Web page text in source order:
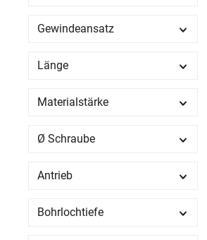
Gewindeansatz
Länge
Materialstärke
Ø Schraube
Antrieb
Bohrlochtiefe